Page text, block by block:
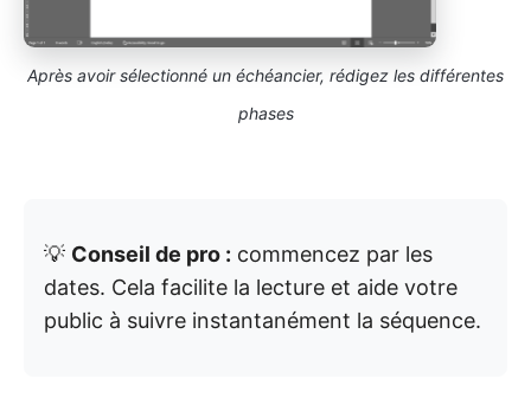
Après avoir sélectionné un échéancier, rédigez les différentes
phases
💡 Conseil de pro : commencez par les
dates. Cela facilite la lecture et aide votre
public à suivre instantanément la séquence.